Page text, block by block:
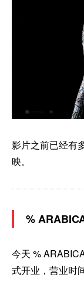
影片之前已经有
映。
%
今天 %
式开业，营业时